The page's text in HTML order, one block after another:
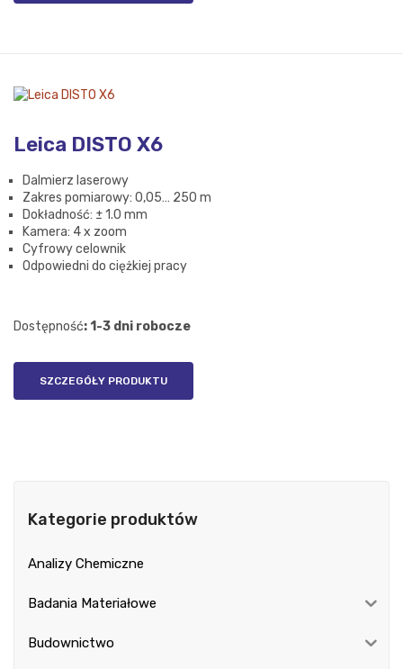
Leica DISTO X6
Dalmierz laserowy
Zakres pomiarowy: 0,05… 250 m
Dokładność: ± 1.0 mm
Kamera: 4 x zoom
Cyfrowy celownik
Odpowiedni do ciężkiej pracy
Dostępność: 1-3 dni robocze
SZCZEGÓŁY PRODUKTU
Kategorie produktów
Analizy Chemiczne
Badania Materiałowe
Budownictwo